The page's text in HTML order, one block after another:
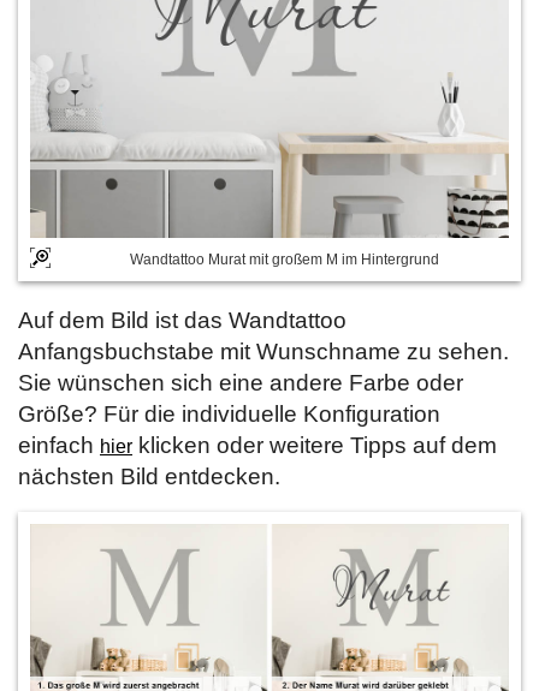
Wandtattoo Murat mit großem M im Hintergrund
Auf dem Bild ist das Wandtattoo
Anfangsbuchstabe mit Wunschname zu sehen.
Sie wünschen sich eine andere Farbe oder
Größe? Für die individuelle Konfiguration
einfach hier klicken oder weitere Tipps auf dem
nächsten Bild entdecken.